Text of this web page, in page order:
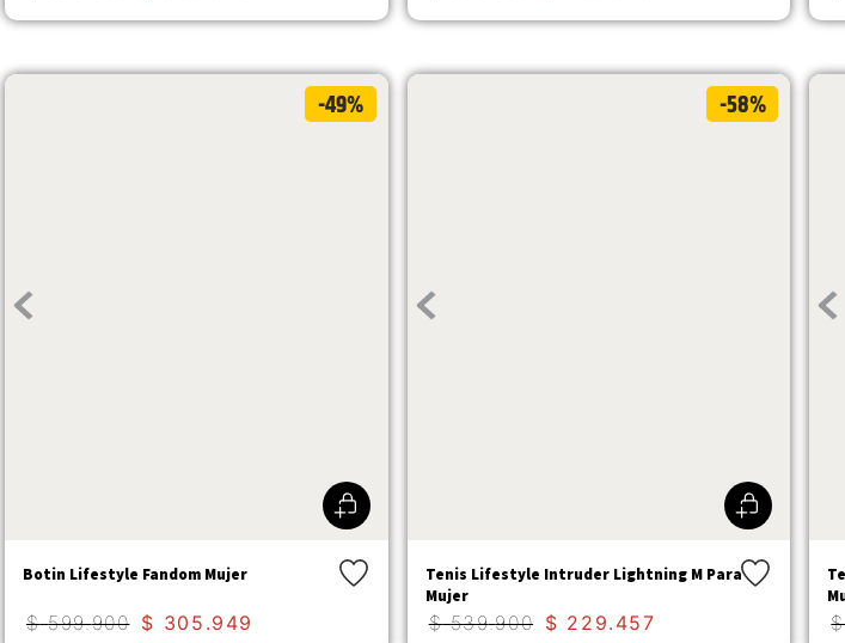
-49%
Botin Lifestyle Fandom Mujer
$ 599.900 $ 305 .949
-58%
Tenis Lifestyle Intruder Lightning M Para
Mujer
$ 539.900 $ 229. 457 $